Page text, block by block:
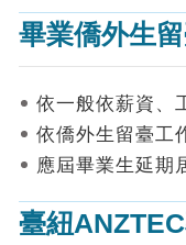
請
進
詢
見
答
畢業僑外生
依一般依薪資、
依僑外生留臺工
應屆畢業生延期
臺紐